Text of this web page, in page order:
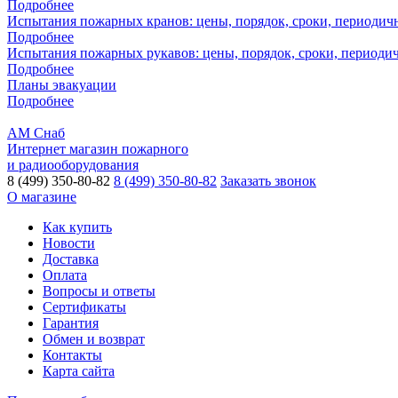
Подробнее
Испытания пожарных кранов: цены, порядок, сроки,
Подробнее
Испытания пожарных рукавов: цены, порядок, сроки,
Подробнее
Планы эвакуации
Подробнее
АМ Снаб
Интернет магазин пожарного
и радиооборудования
8 (499) 350-80-82 8 (499) 350-80-82 Заказать звонок
О магазине
Как купить
Новости
Доставка
Оплата
Вопросы и ответы
Сертификаты
Гарантия
Обмен и возврат
Контакты
Карта сайта